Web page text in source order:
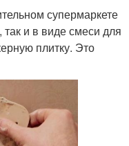
супермаркете
и в виде смеси для
плитку. Это